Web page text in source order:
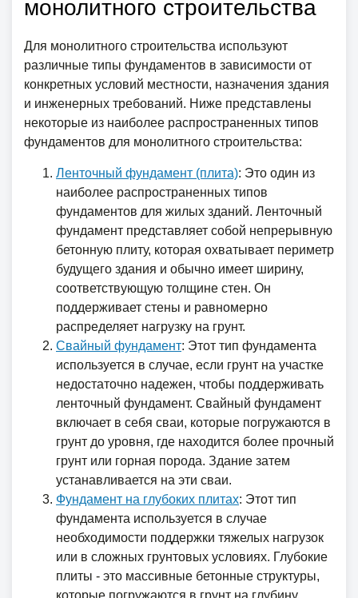
монолитного строительства
Для монолитного строительства используют
различные типы фундаментов в зависимости от
конкретных условий местности, назначения здания
и инженерных требований. Ниже представлены
некоторые из наиболее распространенных типов
фундаментов для монолитного строительства:
Ленточный фундамент (плита): Это один из
наиболее распространенных типов
фундаментов для жилых зданий. Ленточный
фундамент представляет собой непрерывную
бетонную плиту, которая охватывает периметр
будущего здания и обычно имеет ширину,
соответствующую толщине стен. Он
поддерживает стены и равномерно
распределяет нагрузку на грунт.
Свайный фундамент: Этот тип фундамента
используется в случае, если грунт на участке
недостаточно надежен, чтобы поддерживать
ленточный фундамент. Свайный фундамент
включает в себя сваи, которые погружаются в
грунт до уровня, где находится более прочный
грунт или горная порода. Здание затем
устанавливается на эти сваи.
Фундамент на глубоких плитах: Этот тип
фундамента используется в случае
необходимости поддержки тяжелых нагрузок
или в сложных грунтовых условиях. Глубокие
плиты - это массивные бетонные структуры,